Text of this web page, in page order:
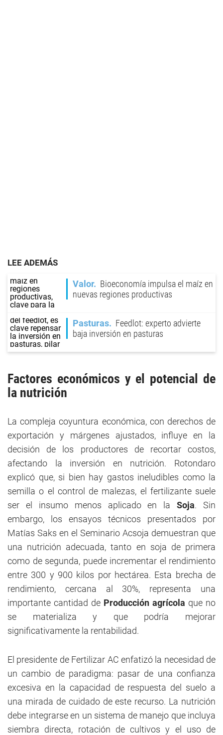
LEE ADEMÁS
Valor
Bioeconomía impulsa el maíz en
nuevas regiones productivas
Pasturas
Feedlot: experto advierte
baja inversión en pasturas
Factores económicos y el potencial de
la nutrición
La compleja coyuntura económica, con derechos de
exportación y márgenes ajustados, influye en la
decisión de los productores de recortar costos,
afectando la inversión en nutrición. Rotondaro
explicó que, si bien hay gastos ineludibles como la
semilla o el control de malezas, el fertilizante suele
ser el insumo menos aplicado en laSoja. Sin
embargo, los ensayos técnicos presentados por
Matías Saks en el Seminario Acsoja demuestran que
una nutrición adecuada, tanto en soja de primera
como de segunda, puede incrementar el rendimiento
entre 300 y 900 kilos por hectárea. Esta brecha de
rendimiento, cercana al 30%, representa una
importante cantidad de Producción agrícola que no
se materializa y que podría mejorar
significativamente la rentabilidad.
El presidente de Fertilizar AC enfatizó la necesidad de
un cambio de paradigma: pasar de una confianza
excesiva en la capacidad de respuesta del suelo a
una mirada de cuidado de este recurso. La nutrición
debe integrarse en un sistema de manejo que incluya
siembra directa, rotación de cultivos y el uso de